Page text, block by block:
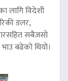
लागि विदेशी
डलर,
सबैजसो
बढेको थियो।